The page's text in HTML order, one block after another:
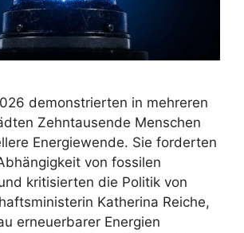
demonstrierten in mehreren
Zehntausende Menschen
Energiewende. Sie forderten
von fossilen
kritisierten die Politik von
Katherina Reiche,
erneuerbarer Energien